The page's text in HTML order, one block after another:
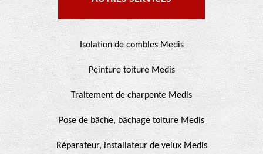
Isolation de combles Medis
Peinture toiture Medis
Traitement de charpente Medis
Pose de bâche, bâchage toiture Medis
Réparateur, installateur de velux Medis